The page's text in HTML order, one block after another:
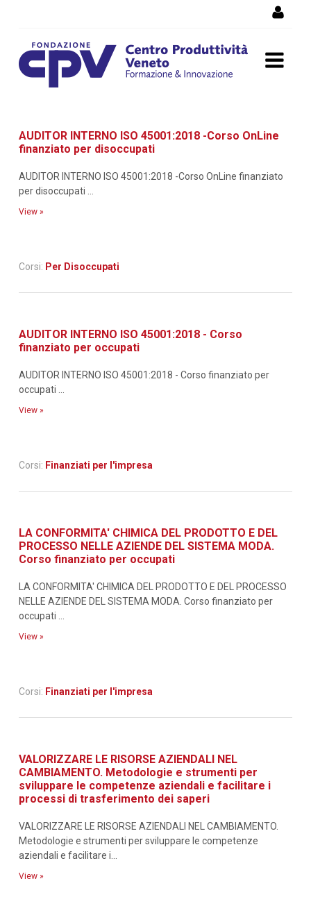
formazione
AUDITOR INTERNO ISO 45001:2018 -Corso OnLine
finanziato per disoccupati
AUDITOR INTERNO ISO 45001:2018 -Corso OnLine finanziato
per disoccupati ...
View »
Corsi: Per Disoccupati
AUDITOR INTERNO ISO 45001:2018 - Corso
finanziato per occupati
AUDITOR INTERNO ISO 45001:2018 - Corso finanziato per
occupati ...
View »
Corsi: Finanziati per l'impresa
LA CONFORMITA' CHIMICA DEL PRODOTTO E DEL
PROCESSO NELLE AZIENDE DEL SISTEMA MODA.
Corso finanziato per occupati
LA CONFORMITA' CHIMICA DEL PRODOTTO E DEL PROCESSO
NELLE AZIENDE DEL SISTEMA MODA. Corso finanziato per
occupati ...
View »
Corsi: Finanziati per l'impresa
VALORIZZARE LE RISORSE AZIENDALI NEL
CAMBIAMENTO. Metodologie e strumenti per
sviluppare le competenze aziendali e facilitare i
processi di trasferimento dei saperi
VALORIZZARE LE RISORSE AZIENDALI NEL CAMBIAMENTO.
Metodologie e strumenti per sviluppare le competenze
aziendali e facilitare i...
View »